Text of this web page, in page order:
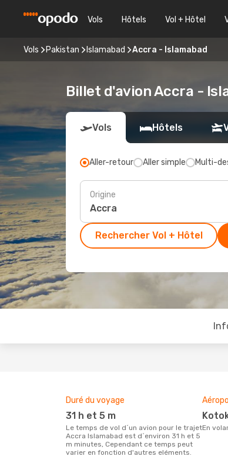
Vols Hôtels Vol + Hôtel
Vols Pakistan Islamabad Accra - Islamabad
Billet d'avion Accra -
Vols Hôtels
Aller-retour Aller simple Multi-
Origine
Rechercher Vol + Hôtel
Duré du voyage
31 h et 5 m
Le temps de vol d´un avion pour le trajet
Accra Islamabad est d´environ 31 h et 5
m minutes, Cependant ce temps peut
varier en fonction d'autres eléments.
En